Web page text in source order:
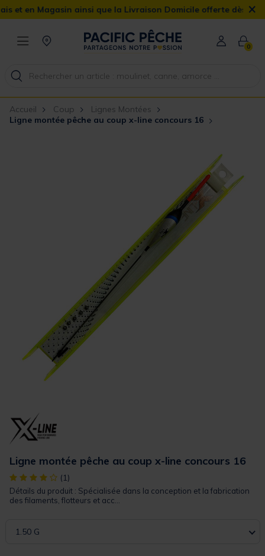
Magasin ainsi que la Livraison Domicile offerte dès 90€ ×
0
Accueil Coup
Lignes Montées
Ligne montée pêche au coup x-line concours 16
Ligne montée pêche au coup x-line concours 16
[object Object] out of 5 Customer Rating
(1)
Détails du produit : Spécialisée dans la conception et la fabrication
des filaments, flotteurs et acc...
1.50 G